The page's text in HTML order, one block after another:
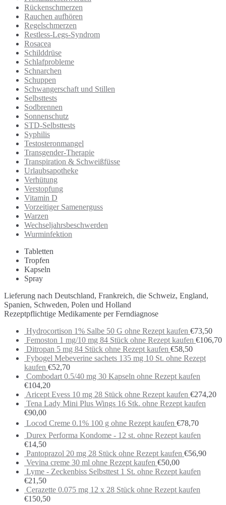
Rückenschmerzen
Rauchen aufhören
Regelschmerzen
Restless-Legs-Syndrom
Rosacea
Schilddrüse
Schlafprobleme
Schnarchen
Schuppen
Schwangerschaft und Stillen
Selbsttests
Sodbrennen
Sonnenschutz
STD-Selbsttests
Syphilis
Testosteronmangel
Transgender-Therapie
Transpiration & Schweißfüsse
Urlaubsapotheke
Verhütung
Verstopfung
Vitamin D
Vorzeitiger Samenerguss
Warzen
Wechseljahrsbeschwerden
Wurminfektion
Tabletten
Tropfen
Kapseln
Spray
Lieferung nach Deutschland, Frankreich, die Schweiz, England,
Spanien, Schweden, Polen und Holland
Rezeptpflichtige Medikamente per Ferndiagnose
Hydrocortison 1% Salbe 50 G ohne Rezept kaufen €73,50
Femoston 1 mg/10 mg 84 Stück ohne Rezept kaufen €106,70
Ditropan 5 mg 84 Stück ohne Rezept kaufen €58,50
Fybogel Mebeverine sachets 135 mg 10 St. ohne Rezept
kaufen €52,70
Combodart 0.5/40 mg 30 Kapseln ohne Rezept kaufen
€104,20
Aricept Evess 10 mg 28 Stück ohne Rezept kaufen €274,20
Tena Lady Mini Plus Wings 16 Stk. ohne Rezept kaufen
€90,00
Locod Creme 0.1% 100 g ohne Rezept kaufen €78,70
Durex Performa Kondome - 12 st. ohne Rezept kaufen
€14,50
Pantoprazol 20 mg 28 Stück ohne Rezept kaufen €56,90
Vevina creme 30 ml ohne Rezept kaufen €50,00
Lyme - Zeckenbiss Selbsttest 1 St. ohne Rezept kaufen
€21,50
Cerazette 0.075 mg 12 x 28 Stück ohne Rezept kaufen
€150,50